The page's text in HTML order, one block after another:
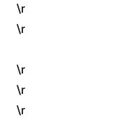
\r
\r
\r
\r
\r